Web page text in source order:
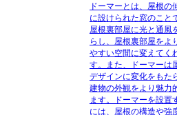
ドーマーとは、屋根の
に設けられた窓のこと
屋根裏部屋に光と通風
らし、屋根裏部屋をよ
やすい空間に変えてく
す。また、ドーマーは
デザインに変化をもた
建物の外観をより魅力
ます。ドーマーを設置
には、屋根の構造や強